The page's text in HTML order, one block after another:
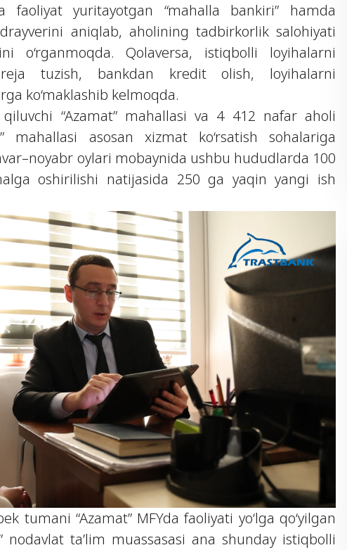
faoliyat yuritayotgan “mahalla bankiri” hamda
aniqlab, aholining tadbirkorlik salohiyati
o‘rganmoqda. Qolaversa, istiqbolli loyihalarni
reja tuzish, bankdan kredit olish, loyihalarni
ko‘maklashib kelmoqda.
“Azamat” mahallasi va 4 412 nafar aholi
mahallasi asosan xizmat ko‘rsatish sohalariga
oylari mobaynida ushbu hududlarda 100
oshirilishi natijasida 250 ga yaqin yangi ish
tumani “Azamat” MFYda faoliyati yo‘lga qo‘yilgan
nodavlat ta’lim muassasasi ana shunday istiqbolli